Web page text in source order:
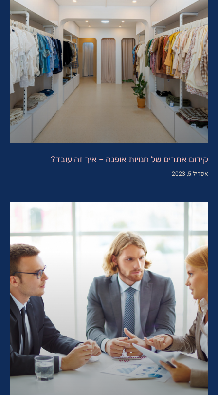
קידום אתרים של חנויות אופנה – איך זה עובד?
אפריל 5, 2023